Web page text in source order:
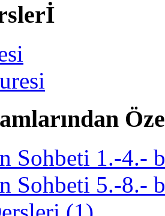
Sohbeti 1.-4.-
Sohbeti 5.-8.-